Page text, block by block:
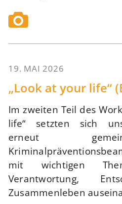
19. MAI 2026
„Look at your life“
Im zweiten Teil des
life“ setzten sich
erneut
mit wichtigen
Verantwortung,
Zusammenleben